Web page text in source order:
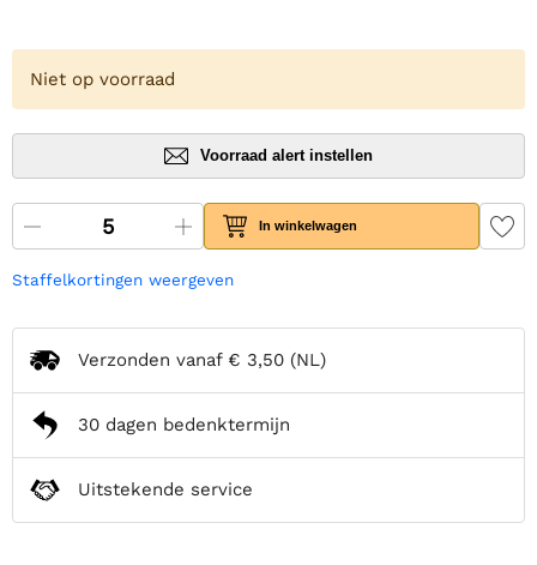
Niet op voorraad
Voorraad alert instellen
In winkelwagen
Staffelkortingen weergeven
Verzonden vanaf € 3,50 (NL)
30 dagen bedenktermijn
Uitstekende service